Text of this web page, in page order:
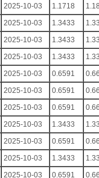
2025-10-03 1.1718
2025-10-03 1.3433
2025-10-03 1.3433
2025-10-03 1.3433
2025-10-03 0.6591
2025-10-03 0.6591
2025-10-03 0.6591
2025-10-03 1.3433
2025-10-03 0.6591
2025-10-03 1.3433
2025-10-03 0.6591